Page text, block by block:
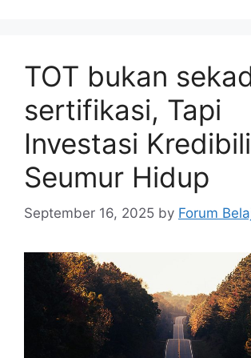
TOT bukan
sertifikasi, Tapi
Investasi
Seumur Hidup
September 16, 2025 by Forum